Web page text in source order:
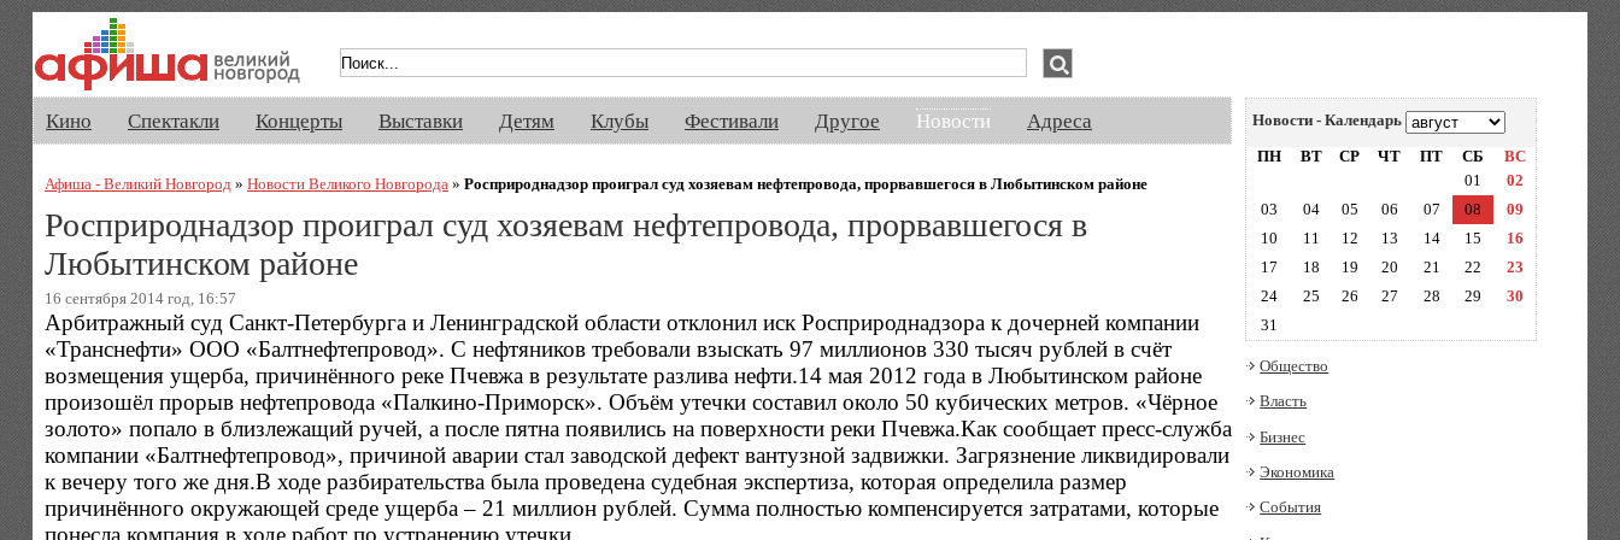
Кино Спектакли Концерты Выставки Детям Клубы Фестивали Другое Новости Адреса
Афиша - Великий Новгород » Новости Великого Новгорода » Росприроднадзор проиграл суд хозяевам нефтепровода, прорвавшегося в Любытинском районе
Росприроднадзор проиграл суд хозяевам нефтепровода, прорвавшегося в
Любытинском районе
16 сентября 2014 год, 16:57
Арбитражный суд Санкт-Петербурга и Ленинградской области отклонил иск Росприроднадзора к дочерней компании
«Транснефти» ООО «Балтнефтепровод». С нефтяников требовали взыскать 97 миллионов 330 тысяч рублей в счёт
возмещения ущерба, причинённого реке Пчевжа в результате разлива нефти.14 мая 2012 года в Любытинском районе
произошёл прорыв нефтепровода «Палкино-Приморск». Объём утечки составил около 50 кубических метров. «Чёрное
золото» попало в близлежащий ручей, а после пятна появились на поверхности реки Пчевжа.Как сообщает пресс-служба
компании «Балтнефтепровод», причиной аварии стал заводской дефект вантузной задвижки. Загрязнение ликвидировали
к вечеру того же дня.В ходе разбирательства была проведена судебная экспертиза, которая определила размер
причинённого окружающей среде ущерба – 21 миллион рублей. Сумма полностью компенсируется затратами, которые
понесла компания в ходе работ по устранению утечки.
Новости - Календарь
ПН
ВТ СР ЧТ ПТ СБ
ВС
01
02
03
04 05 06 07 08
09
10
11 12 13 14 15
16
17
18 19 20 21 22
23
24
25 26 27 28 29
30
31
Общество
Власть
Бизнес
Экономика
События